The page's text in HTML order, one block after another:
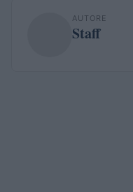
AUTORE
Staff